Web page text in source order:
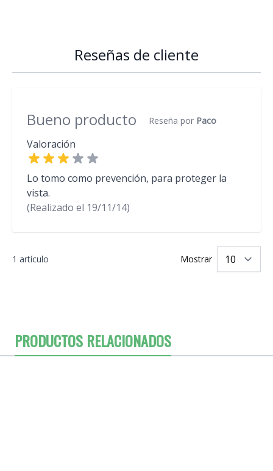
Reseñas de cliente
Bueno producto Reseña por Paco
Valoración
Lo tomo como prevención, para proteger la
vista.
(Realizado el 19/11/14)
1 artículo Mostrar
PRODUCTOS RELACIONADOS